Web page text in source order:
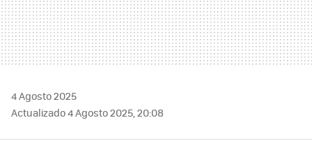
4 Agosto 2025
Actualizado 4 Agosto 2025, 20:08